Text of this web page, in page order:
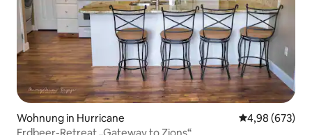
Wohnung in Hurricane
4,98 (673)